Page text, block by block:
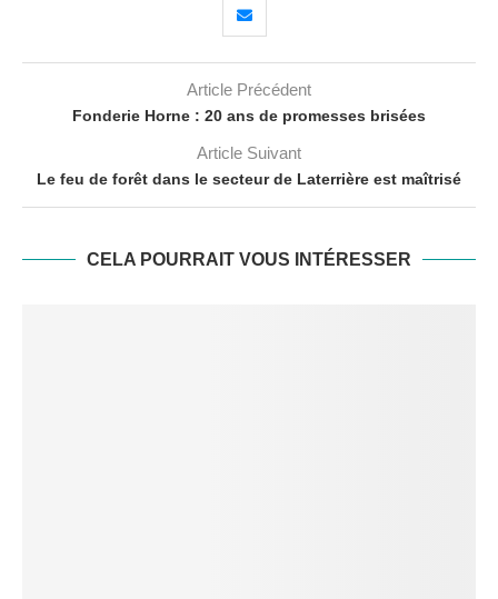
Article Précédent
Fonderie Horne : 20 ans de promesses brisées
Article Suivant
Le feu de forêt dans le secteur de Laterrière est maîtrisé
CELA POURRAIT VOUS INTÉRESSER